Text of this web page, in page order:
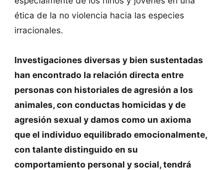
ética de la no violencia hacia las especies
irracionales.
Investigaciones diversas y bien sustentadas
han encontrado la relación directa entre
personas con historiales de agresión a los
animales, con conductas homicidas y de
agresión sexual y damos como un axioma
que el individuo equilibrado emocionalmente,
con talante distinguido en su
comportamiento personal y social, tendrá